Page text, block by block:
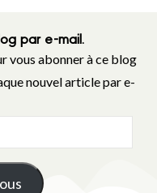
par e-mail.
vous abonner à ce blog
nouvel article par e-